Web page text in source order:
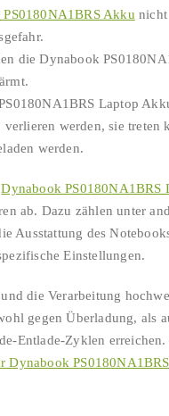
Akku
die Dynabook
Laptop
werden, sie treten
werden.
Dynabook PS0180NA1BRS
ab. Dazu zählen unter
Ausstattung des
Einstellungen.
die Verarbeitung
gegen Überladung, als
Entlade-Zyklen
Dynabook PS0180NA1BRS